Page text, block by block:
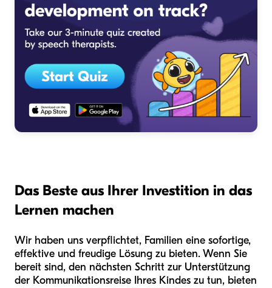
Das Beste aus Ihrer Investition in das
Lernen machen
Wir haben uns verpflichtet, Familien eine sofortige,
effektive und freudige Lösung zu bieten. Wenn Sie
bereit sind, den nächsten Schritt zur Unterstützung
der Kommunikationsreise Ihres Kindes zu tun, bieten